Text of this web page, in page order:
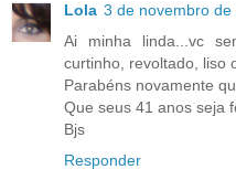
Lola 3 de novembro de
Ai minha linda...vc
curtinho, revoltado, liso
Parabéns novamente
Que seus 41 anos seja
Bjs
Responder